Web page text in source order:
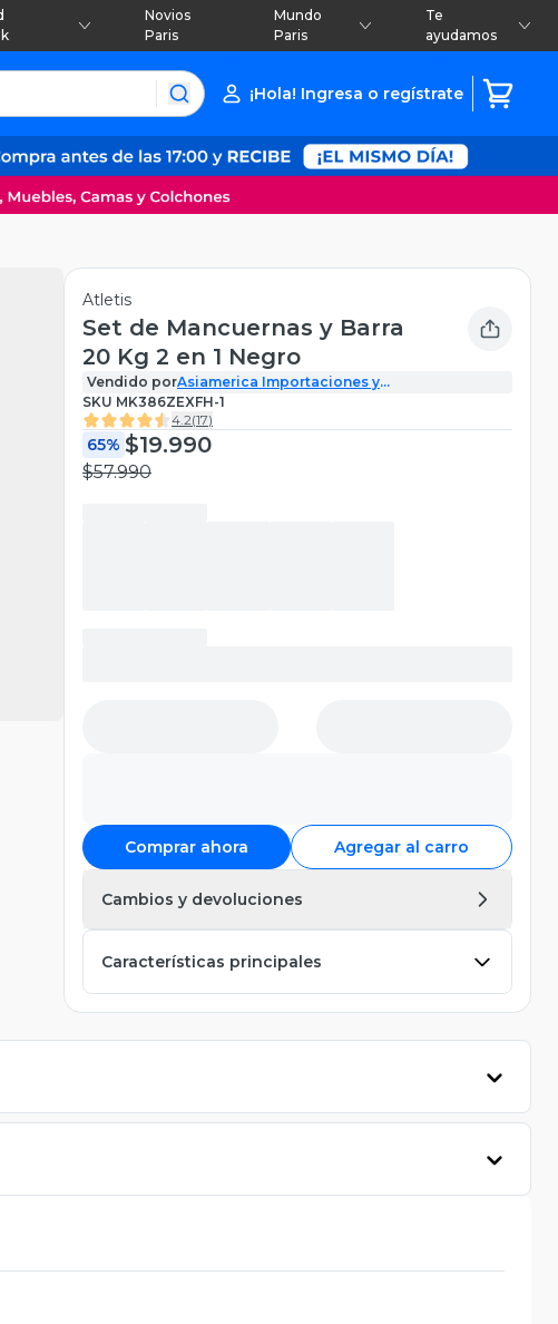
Novios
Paris
Mundo
Paris
Te
ayudamos
¡Hola! Ingresa o regístrate
Atletis
Set de Mancuernas y Barra
20 Kg 2 en 1 Negro
Vendido porAsiamerica Importaciones y
Comercializadora SPA
SKU MK386ZEXFH-1
4.2(17)
65% $19.990
$57.990
Comprar ahora Agregar al carro
Cambios y devoluciones
Características principales